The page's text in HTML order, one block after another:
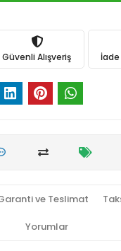
Güvenli Alışveriş
ve Teslimat
Yorumlar